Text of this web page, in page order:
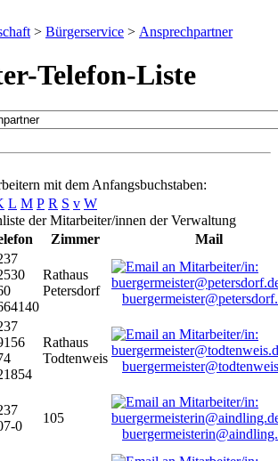
> Bürgerservice > Ansprechpartner
Telefon-Liste
mit dem Anfangsbuchstaben:
L M P R S v W
der Mitarbeiter/innen der Verwaltung
Zimmer Mail
Rathaus
Petersdorf
Rathaus
Todtenweis
0
105